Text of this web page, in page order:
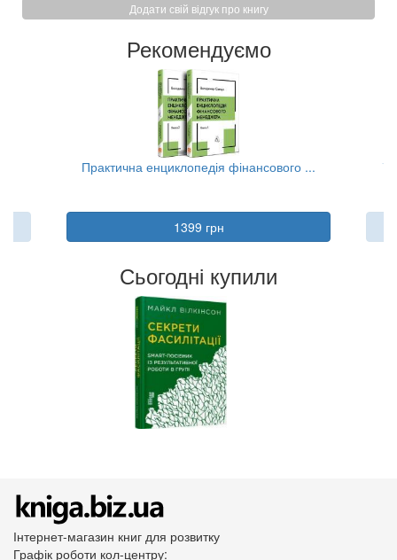
Додати свій відгук про книгу
Рекомендуємо
Практична енциклопедія фінансового ...
1399 грн
Сьогодні купили
Інтернет-магазин книг для розвитку
Графік роботи кол-центру: